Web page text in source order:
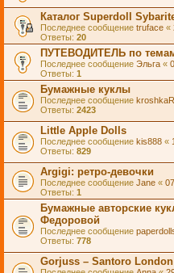
Каталог Superdoll
Последнее сообщение truface «
Ответы: 20
ПУТЕВОДИТЕЛЬ по
Последнее сообщение Эльга «
Ответы: 1
Бумажные куклы
Последнее сообщение
Ответы: 2423
Little Apple Dolls
Последнее сообщение kis888 «
Ответы: 829
Argigi: ретро-девочки
Последнее сообщение Jane «
Ответы: 1
Бумажные авторские
Федоровой
Последнее сообщение
Ответы: 778
Gorjuss – Santoro London